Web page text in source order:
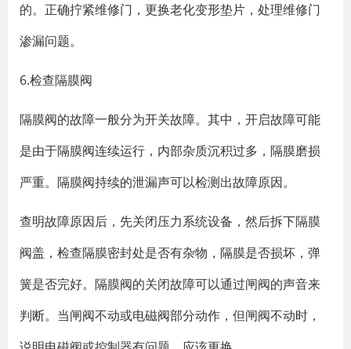
的。正确拧紧维修门，更换老化变形垫片，处理维修门
渗漏问题。
6.检查隔膜阀
隔膜阀的故障一般分为开关故障。其中，开启故障可能
是由于隔膜阀连续运行，内部杂质沉积过多，隔膜磨损
严重。隔膜阀持续的泄漏声可以检测出故障原因。
查明故障原因后，先关闭压力系统设备，然后拆下隔膜
阀盖，检查隔膜密封处是否有杂物，隔膜是否损坏，弹
簧是否完好。隔膜阀的关闭故障可以通过闸阀的声音来
判断。当闸阀不动或电磁阀部分动作，但闸阀不动时，